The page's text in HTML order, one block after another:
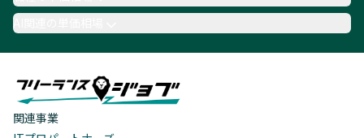
AI関連の単価相場
関連事業